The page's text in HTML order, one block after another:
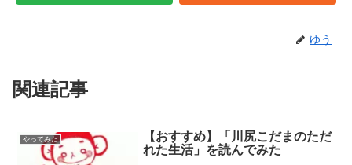
ゆう
関連記事
やってみた
【おすすめ】「川尻こだまのただ
れた生活」を読んでみた